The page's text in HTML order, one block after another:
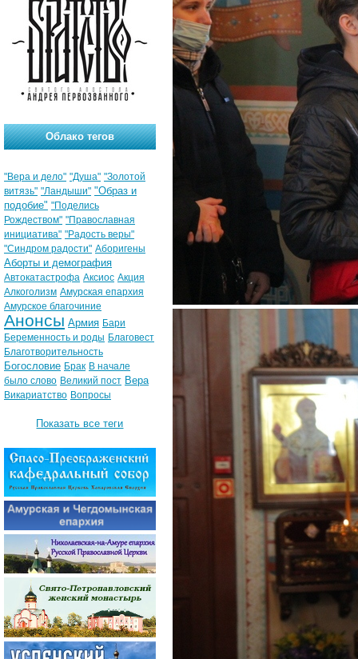
Облако тегов
"Вера и дело" "Душа" "Золотой
витязь" "Ландыши" "Образ и
подобие" "Поделись
Рождеством" "Православная
инициатива" "Радость веры"
"Синдром радости" Аборигены
Аборты и демография
Автокатастрофа Аксиос Акция
Алкоголизм Амурская епархия
Амурское благочиние
Анонсы Армия Бари
Беременность и роды Благовест
Благотворительность
Богословие Брак В начале
было слово Великий пост Вера
Викариатство Вопросы
Показать все теги